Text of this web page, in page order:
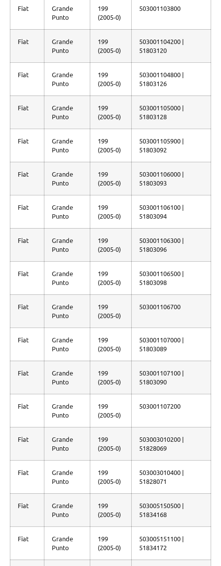
Fiat
Grande
Punto
199
(2005-0)
503001103800
Fiat
Grande
Punto
199
(2005-0)
503001104200 |
51803120
Fiat
Grande
Punto
199
(2005-0)
503001104800 |
51803126
Fiat
Grande
Punto
199
(2005-0)
503001105000 |
51803128
Fiat
Grande
Punto
199
(2005-0)
503001105900 |
51803092
Fiat
Grande
Punto
199
(2005-0)
503001106000 |
51803093
Fiat
Grande
Punto
199
(2005-0)
503001106100 |
51803094
Fiat
Grande
Punto
199
(2005-0)
503001106300 |
51803096
Fiat
Grande
Punto
199
(2005-0)
503001106500 |
51803098
Fiat
Grande
Punto
199
(2005-0)
503001106700
Fiat
Grande
Punto
199
(2005-0)
503001107000 |
51803089
Fiat
Grande
Punto
199
(2005-0)
503001107100 |
51803090
Fiat
Grande
Punto
199
(2005-0)
503001107200
Fiat
Grande
Punto
199
(2005-0)
503003010200 |
51828069
Fiat
Grande
Punto
199
(2005-0)
503003010400 |
51828071
Fiat
Grande
Punto
199
(2005-0)
503005150500 |
51834168
Fiat
Grande
Punto
199
(2005-0)
503005151100 |
51834172